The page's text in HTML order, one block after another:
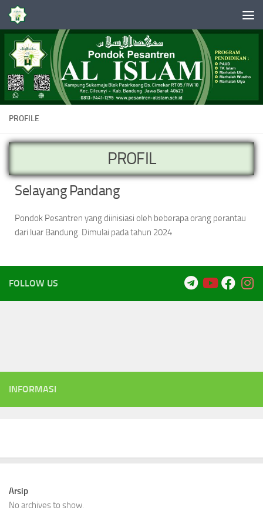
Skip to content
PROFILE
PROFIL
Selayang Pandang
Pondok Pesantren yang diinisiasi oleh beberapa orang perantau
dari luar Bandung. Dimulai pada tahun 2024
FOLLOW US
INFORMASI
Arsip
No archives to show.